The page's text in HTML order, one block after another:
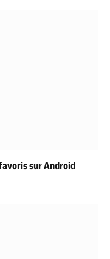
sur Android